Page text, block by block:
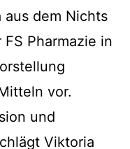
aus dem Nichts
Pharmazie in
vor.
und
Viktoria